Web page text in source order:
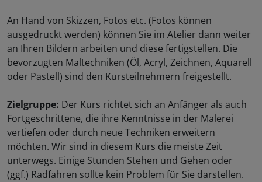
An Hand von Skizzen, Fotos etc. (Fotos können
ausgedruckt werden) können Sie im Atelier dann weiter
an Ihren Bildern arbeiten und diese fertigstellen. Die
bevorzugten Maltechniken (Öl, Acryl, Zeichnen, Aquarell
oder Pastell) sind den Kursteilnehmern freigestellt.
Zielgruppe: Der Kurs richtet sich an Anfänger als auch
Fortgeschrittene, die ihre Kenntnisse in der Malerei
vertiefen oder durch neue Techniken erweitern
möchten. Wir sind in diesem Kurs die meiste Zeit
unterwegs. Einige Stunden Stehen und Gehen oder
(ggf.) Radfahren sollte kein Problem für Sie darstellen.